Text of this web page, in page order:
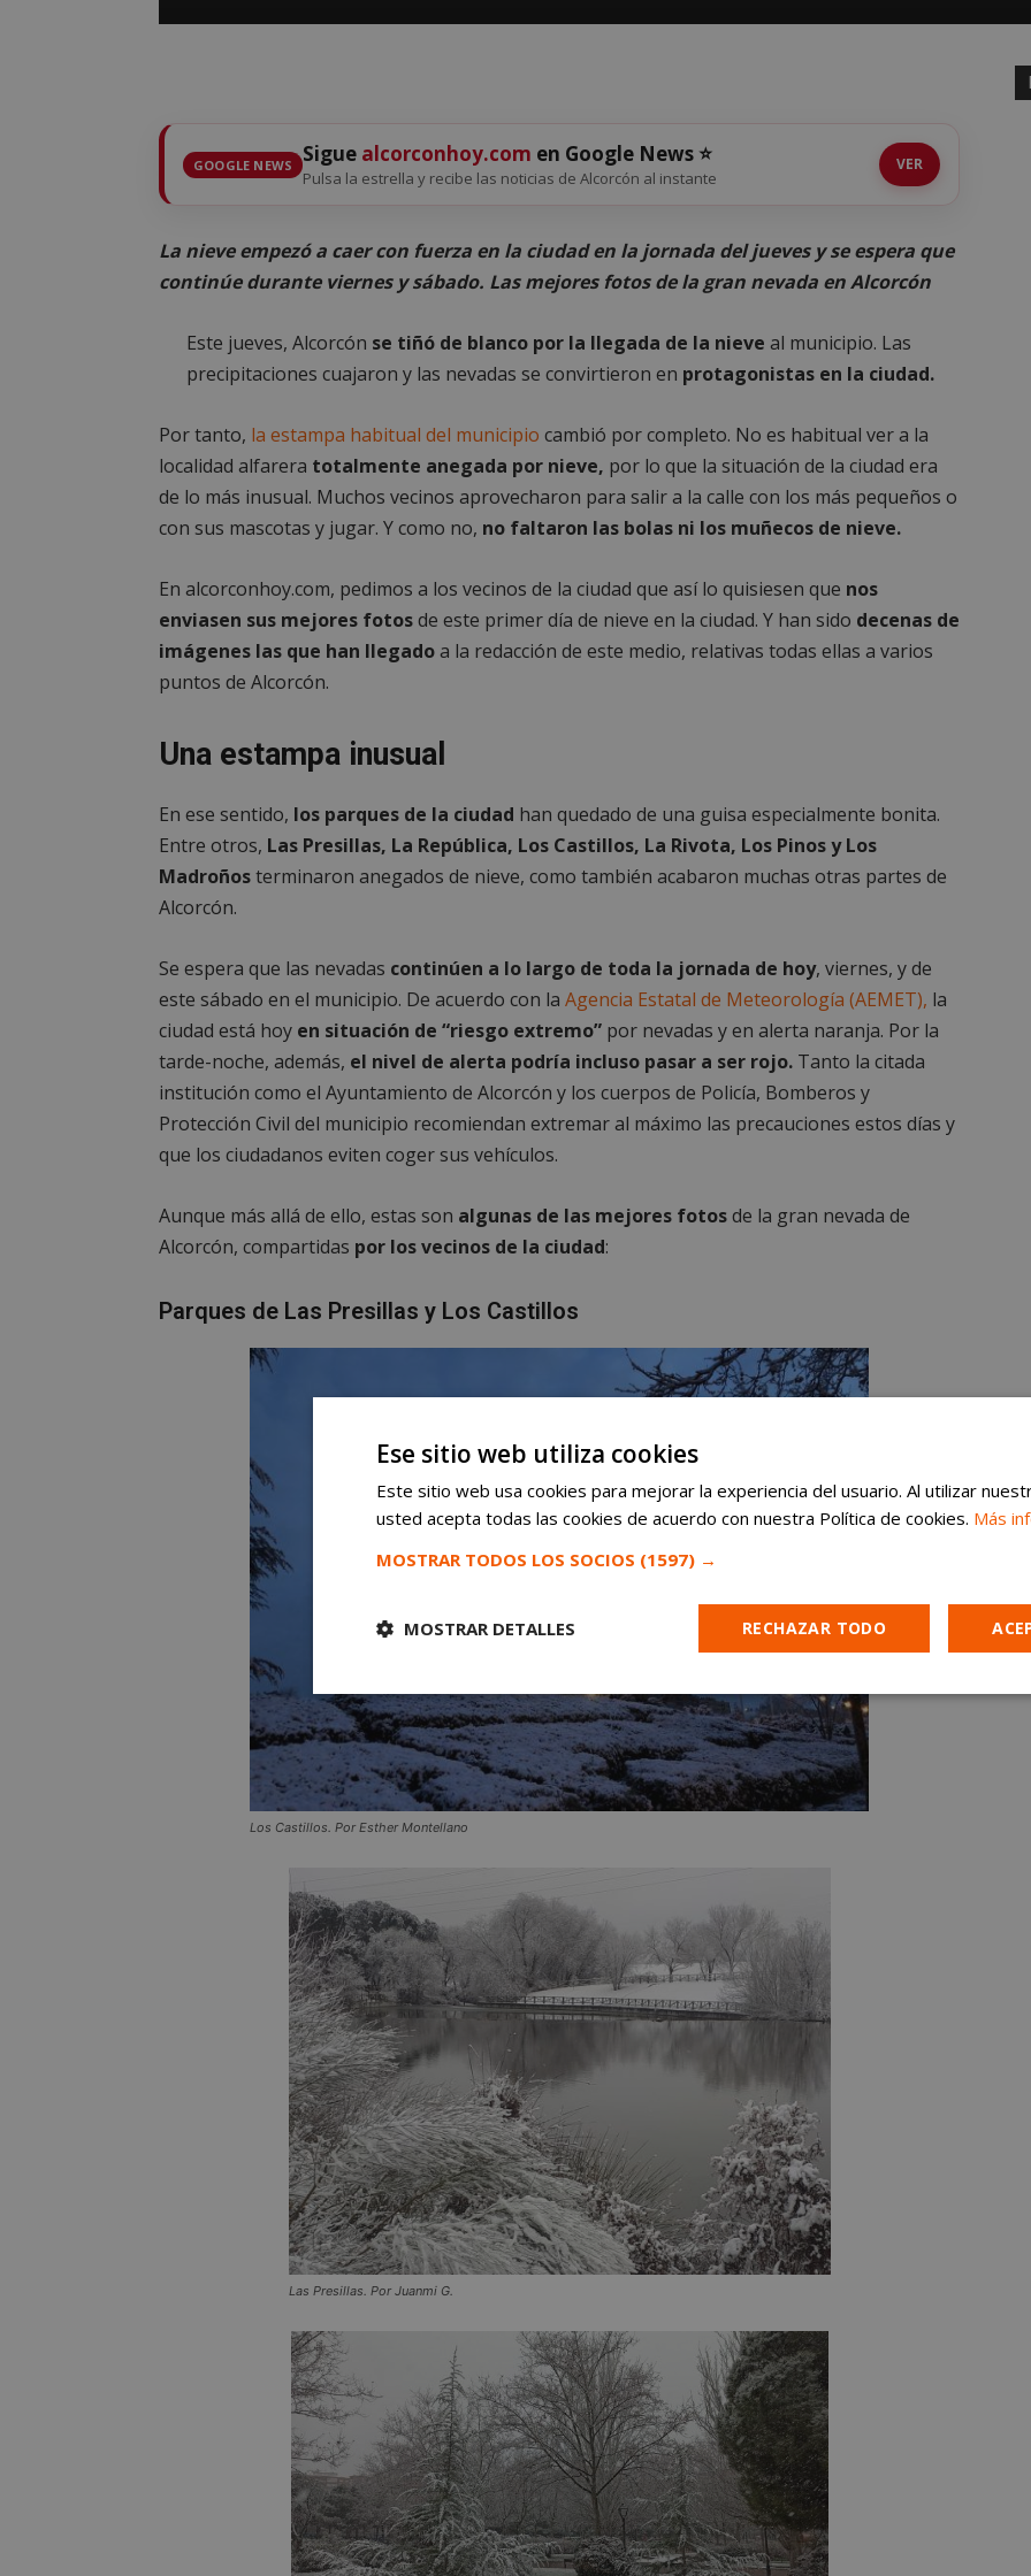
GOOGLE NEWS Sigue alcorconhoy.com en Google News ⭐
Pulsa la estrella y recibe las noticias de Alcorcón al instante
VER
La nieve empezó a caer con fuerza en la ciudad en la jornada del jueves y se espera que
continúe durante viernes y sábado. Las mejores fotos de la gran nevada en Alcorcón
Este jueves, Alcorcón se tiñó de blanco por la llegada de la nieve al municipio. Las
precipitaciones cuajaron y las nevadas se convirtieron en protagonistas en la ciudad.
Por tanto, la estampa habitual del municipio cambió por completo. No es habitual ver a la
localidad alfarera totalmente anegada por nieve, por lo que la situación de la ciudad era
de lo más inusual. Muchos vecinos aprovecharon para salir a la calle con los más pequeños o
con sus mascotas y jugar. Y como no, no faltaron las bolas ni los muñecos de nieve.
En alcorconhoy.com, pedimos a los vecinos de la ciudad que así lo quisiesen que nos
enviasen sus mejores fotosde este primer día de nieve en la ciudad. Y han sido decenas de
imágenes las que han llegadoa la redacción de este medio, relativas todas ellas a varios
puntos de Alcorcón.
Una estampa inusual
En ese sentido, los parques de la ciudad han quedado de una guisa especialmente bonita.
Entre otros, Las Presillas, La República, Los Castillos, La Rivota, Los Pinos y Los
Madroñosterminaron anegados de nieve, como también acabaron muchas otras partes de
Alcorcón.
Se espera que las nevadas continúen a lo largo de toda la jornada de hoy, viernes, y de
este sábado en el municipio. De acuerdo con la Agencia Estatal de Meteorología (AEMET), la
ciudad está hoy en situación de “riesgo extremo” por nevadas y en alerta naranja. Por la
tarde-noche, además, el nivel de alerta podría incluso pasar a ser rojo. Tanto la citada
institución como el Ayuntamiento de Alcorcón y los cuerpos de Policía, Bomberos y
Protección Civil del municipio recomiendan extremar al máximo las precauciones estos días y
que los ciudadanos eviten coger sus vehículos.
Aunque más allá de ello, estas son algunas de las mejores fotosde la gran nevada de
Alcorcón, compartidas por los vecinos de la ciudad:
Parques de Las Presillas y Los Castillos
Los Castillos. Por Esther Montellano
Las Presillas. Por Juanmi G.
Ese sitio web utiliza cookies
Este sitio web usa cookies para mejorar la experiencia del usuario. Al utilizar
usted acepta todas las cookies de acuerdo con nuestra Política de cookies. Más
MOSTRAR TODOS LOS SOCIOS (1597) →
RECHAZAR TODO
MOSTRAR DETALLES
Cookies
estrictamente
necesarias
Cookies de
rendimiento
Cookies de
preferencias
Cookies de
Cookies estrictamente necesarias
Cookies de funcionalidad
Cookies no clasificadas
Las cookies estrictamente necesarias permiten la funcionalidad principal del sitio web, como el inicio de
la gestión de cuentas. El sitio web no se puede utilizar correctamente sin las cookies estrictamente
Nombre
Proveedor/
PHPSESSID
específico del sitio, pero un buen
usuario entre páginas.
AWSALBCORS
Amazon.com
Inc.
embed.bsky.app
1 semana
Para un soporte continuo de
de uso de CORS después de la
Chromium, estamos creando
adicionales para cada una de
Spotify Inc.
.spotify.com
23 horas 59
minutos
Requerido para garantizar la
resultado ninguna funcionalidad
VISITOR_PRIVACY_METADATA
YouTube
.youtube.com
5 meses 4
semanas
Esta cookie se utiliza para
consentimiento del usuario y las
privacidad para su interacción
datos sobre el consentimiento
relación con diversas políticas y
privacidad, asegurando que sus
honradas en futuras sesiones.
sp_t
Spotify Inc.
.spotify.com
1 año
Requerido para garantizar la
complemento Spotify integrado.
resultado ninguna funcionalidad